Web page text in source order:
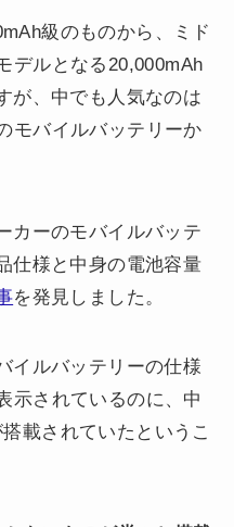
級のものから、ミド
デルとなる20,000mAh
が、中でも人気なのは
モバイルバッテリーか
カーのモバイルバッテ
仕様と中身の電池容量
を発見しました。
イルバッテリーの仕様
示されているのに、中
載されていたというこ